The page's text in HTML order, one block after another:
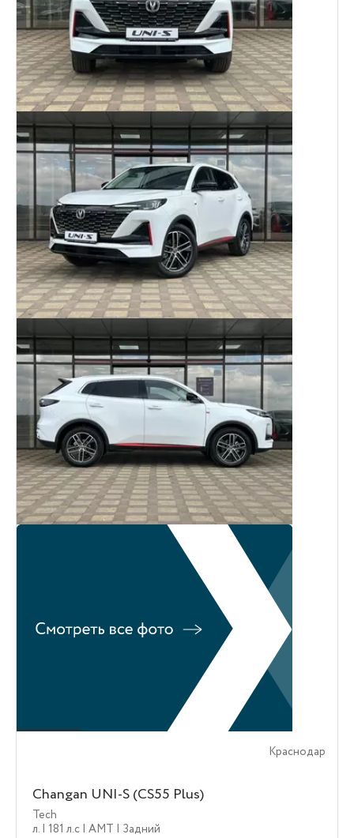
Краснодар
Changan UNI-S (CS55 Plus)
Tech
л. | 181 л.c | AMT | Задний